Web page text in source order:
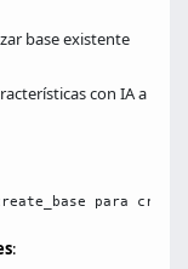
base existente
con IA a
para
: